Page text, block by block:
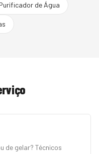
de Água
de gelar? Técnicos